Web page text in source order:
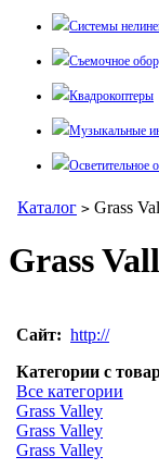
Системы
Съемочное
Квадрокоптеры
Музыкальные
Осветительное
Каталог > Grass
Grass
Сайт: http://
Категории с
Все категории
Grass Valley
Grass Valley
Grass Valley